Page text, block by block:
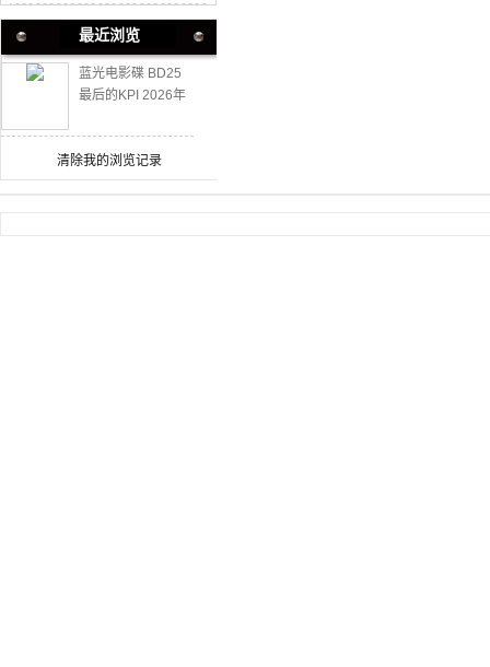
最近浏览
蓝光电影碟 BD25
最后的KPI 2026年
清除我的浏览记录